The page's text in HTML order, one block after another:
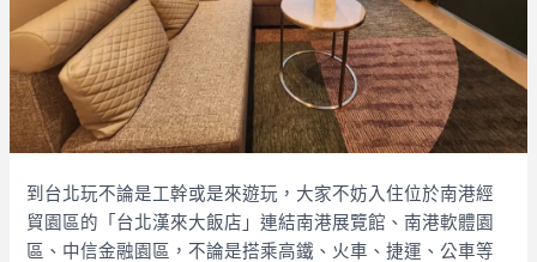
到台北玩不論是工幹或是來遊玩，大家不妨入住位於南港經
貿園區的「台北漢來大飯店」連結南港展覽館、南港軟體園
區、中信金融園區，不論是搭乘高鐵、火車、捷運、公車等